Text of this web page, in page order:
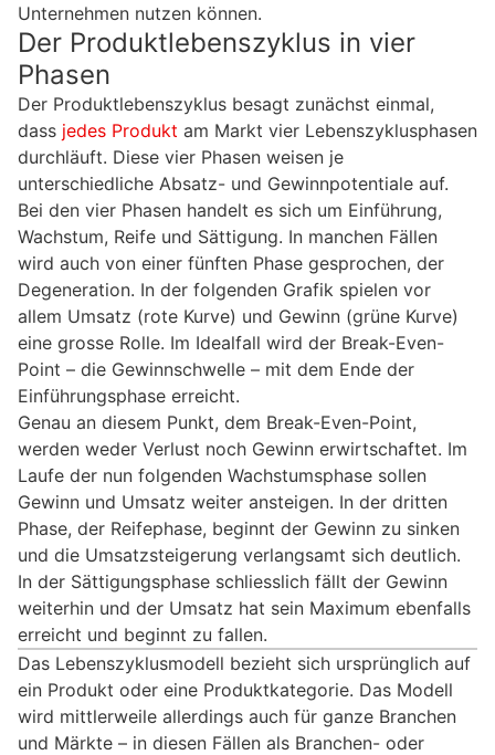
Unternehmen nutzen können.
Der Produktlebenszyklus in vier
Phasen
Der Produktlebenszyklus besagt zunächst einmal,
dass jedes Produkt am Markt vier Lebenszyklusphasen
durchläuft. Diese vier Phasen weisen je
unterschiedliche Absatz- und Gewinnpotentiale auf.
Bei den vier Phasen handelt es sich um Einführung,
Wachstum, Reife und Sättigung. In manchen Fällen
wird auch von einer fünften Phase gesprochen, der
Degeneration. In der folgenden Grafik spielen vor
allem Umsatz (rote Kurve) und Gewinn (grüne Kurve)
eine grosse Rolle. Im Idealfall wird der Break-Even-
Point – die Gewinnschwelle – mit dem Ende der
Einführungsphase erreicht.
Genau an diesem Punkt, dem Break-Even-Point,
werden weder Verlust noch Gewinn erwirtschaftet. Im
Laufe der nun folgenden Wachstumsphase sollen
Gewinn und Umsatz weiter ansteigen. In der dritten
Phase, der Reifephase, beginnt der Gewinn zu sinken
und die Umsatzsteigerung verlangsamt sich deutlich.
In der Sättigungsphase schliesslich fällt der Gewinn
weiterhin und der Umsatz hat sein Maximum ebenfalls
erreicht und beginnt zu fallen.
Das Lebenszyklusmodell bezieht sich ursprünglich auf
ein Produkt oder eine Produktkategorie. Das Modell
wird mittlerweile allerdings auch für ganze Branchen
und Märkte – in diesen Fällen als Branchen- oder